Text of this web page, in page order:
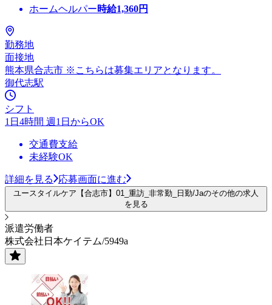
ホームヘルパー時給1,360円
勤務地
面接地
熊本県合志市 ※こちらは募集エリアとなります。
御代志駅
シフト
1日4時間 週1日からOK
交通費支給
未経験OK
詳細を見る 応募画面に進む
ユースタイルケア【合志市】01_重訪_非常勤_日勤/Jaのその他の求人
を見る
派遣労働者
株式会社日本ケイテム/5949a